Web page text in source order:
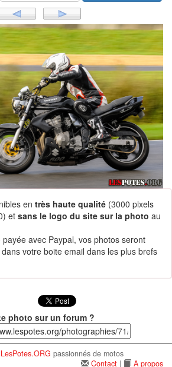
en très haute qualité (3000 pixels
et sans le logo du site sur la photo au
avec Paypal, vos photos seront
votre boite email dans les plus brefs
photo sur un forum ?
LesPotes.ORG passionnés de motos
Contact | A propos